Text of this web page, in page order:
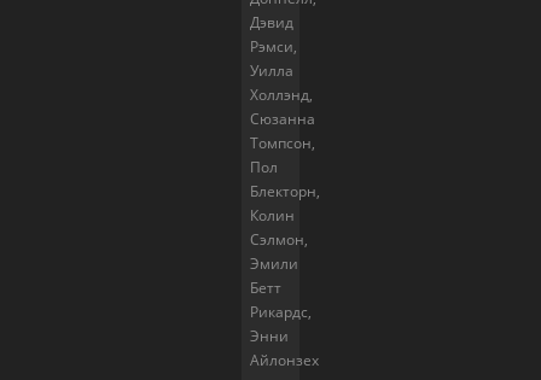
Дэвид
Рэмси,
Уилла
Холлэнд,
Сюзанна
Томпсон,
Пол
Блекторн,
Колин
Сэлмон,
Эмили
Бетт
Рикардс,
Энни
Айлонзех